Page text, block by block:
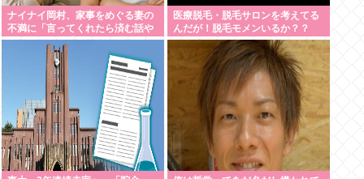
ナイナイ岡村、家事をめぐる妻の
不満に「言ってくれたら済む話や
ん」になるみ「バイトやったらク
ビやで」説教受け黙り込む | バイ
トちゃうやろ
医療脱毛・脱毛サロンを考えてる
んだが！脱毛モメンいるか？？